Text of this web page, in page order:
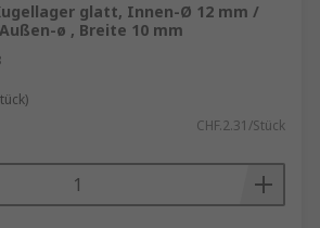
glatt, Innen-Ø 12 mm /
ø , Breite 10 mm
CHF.2.31/Stück